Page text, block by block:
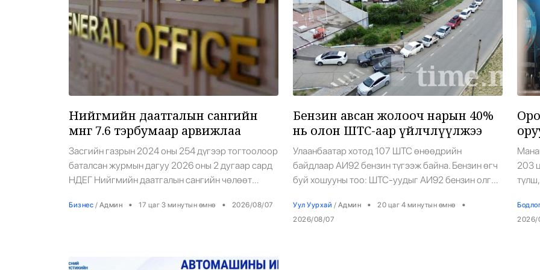
6
7
Нийгмийн даатгалын сангийн
мөнгө 7.6 тэрбумаар арвижлаа
Засгийн газрын 2024 оны 254 дүгээр тогтоолоор
баталсан журмын дагуу 2026 оны 2 дугаар сард
НДЕГ Нийгмийн даатгалын сангийн чөлөөт
газрын урт хугацаатай үнэт цаас худалдаж авсан.
дагуу 2026 оны 8 дугаар […]
Бизнес / Админ • 17 цаг 3 минутын өмнө • 2026/08/07
Бензин авсан жолооч нарын 40%
нь олон ШТС-аар үйлчлүүлжээ
Улаанбаатар хотод 107 ШТС өнөөдрийн
байдлаар АИ92 бензин түгээж байна. Бензин өгч
буй хошууны тоо: ШТС-уудыг АИ92 бензин олгох
малтмал, газрын тосны газраас өгчээ. Өчигдөр
шатахуун худалдан авсан иргэдэд олгосон
Уул Уурхай / Админ • 20 цаг 4 минутын өмнө •
2026/08/07
203
41
2026/